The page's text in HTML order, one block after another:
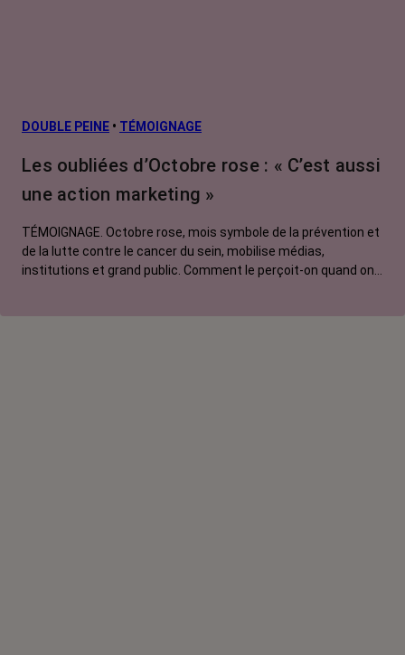
prévention
Traitements
contre le cancer
DOUBLE PEINE • TÉMOIGNAGE
Les oubliées d’Octobre rose : « C’est aussi
une action marketing »
TÉMOIGNAGE. Octobre rose, mois symbole de la prévention et
de la lutte contre le cancer du sein, mobilise médias,
institutions et grand public. Comment le perçoit-on quand on